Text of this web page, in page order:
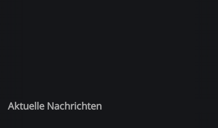
Aktuelle Nachrichten